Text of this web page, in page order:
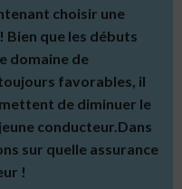
choisir une
Bien que les débuts
domaine de
favorables, il
de diminuer le
conducteur.Dans
sur quelle assurance
!